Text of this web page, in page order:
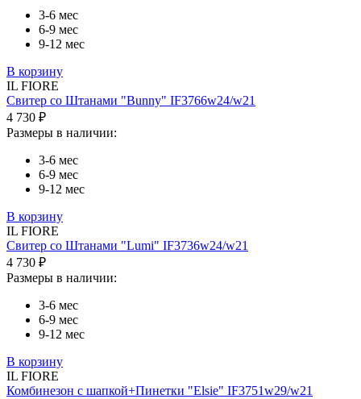
3-6 мес
6-9 мес
9-12 мес
В корзину
IL FIORE
Свитер со Штанами "Bunny" IF3766w24/w21
4 730 ₽
Размеры в наличии:
3-6 мес
6-9 мес
9-12 мес
В корзину
IL FIORE
Свитер со Штанами "Lumi" IF3736w24/w21
4 730 ₽
Размеры в наличии:
3-6 мес
6-9 мес
9-12 мес
В корзину
IL FIORE
Комбинезон с шапкой+Пинетки "Elsie" IF3751w29/w21